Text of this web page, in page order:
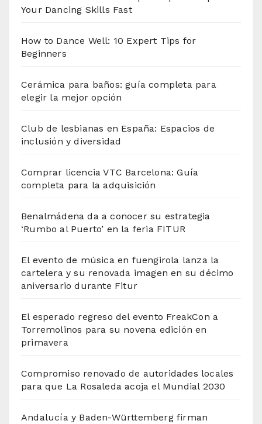
Your Dancing Skills Fast
How to Dance Well: 10 Expert Tips for
Beginners
Cerámica para baños: guía completa para
elegir la mejor opción
Club de lesbianas en España: Espacios de
inclusión y diversidad
Comprar licencia VTC Barcelona: Guía
completa para la adquisición
Benalmádena da a conocer su estrategia
‘Rumbo al Puerto’ en la feria FITUR
El evento de música en fuengirola lanza la
cartelera y su renovada imagen en su décimo
aniversario durante Fitur
El esperado regreso del evento FreakCon a
Torremolinos para su novena edición en
primavera
Compromiso renovado de autoridades locales
para que La Rosaleda acoja el Mundial 2030
Andalucía y Baden-Württemberg firman